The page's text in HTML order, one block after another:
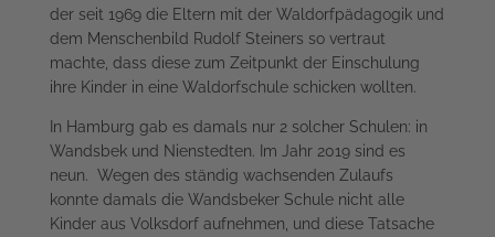
der seit 1969 die Eltern mit der Waldorfpädagogik und
dem Menschenbild Rudolf Steiners so vertraut
machte, dass diese zum Zeitpunkt der Einschulung
ihre Kinder in eine Waldorfschule schicken wollten.
In Hamburg gab es damals nur 2 solcher Schulen: in
Wandsbek und Nienstedten. Im Jahr 2019 sind es
neun. Wegen des ständig wachsenden Zulaufs
konnte damals die Wandsbeker Schule nicht alle
Kinder aus Volksdorf aufnehmen, und diese Tatsache